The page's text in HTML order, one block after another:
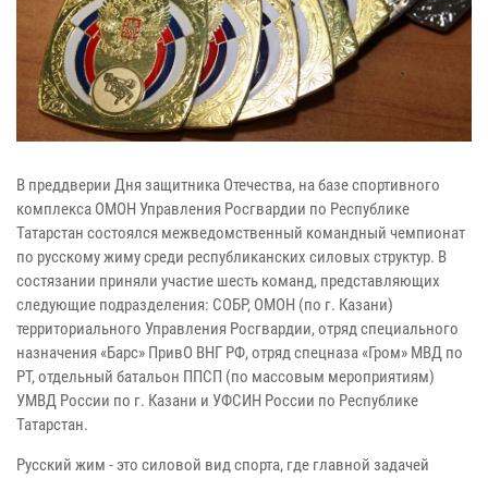
В преддверии Дня защитника Отечества, на базе спортивного
комплекса ОМОН Управления Росгвардии по Республике
Татарстан состоялся межведомственный командный чемпионат
по русскому жиму среди республиканских силовых структур. В
состязании приняли участие шесть команд, представляющих
следующие подразделения: СОБР, ОМОН (по г. Казани)
территориального Управления Росгвардии, отряд специального
назначения «Барс» ПривО ВНГ РФ, отряд спецназа «Гром» МВД по
РТ, отдельный батальон ППСП (по массовым мероприятиям)
УМВД России по г. Казани и УФСИН России по Республике
Татарстан.
Русский жим - это силовой вид спорта, где главной задачей